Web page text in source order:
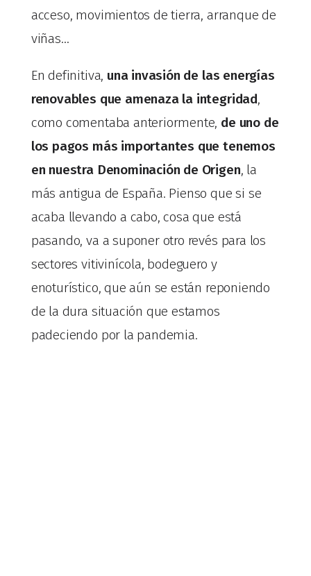
acceso, movimientos de tierra, arranque de
viñas…
En definitiva, una invasión de las energías
renovables que amenaza la integridad,
como comentaba anteriormente, de uno de
los pagos más importantes que tenemos
en nuestra Denominación de Origen, la
más antigua de España. Pienso que si se
acaba llevando a cabo, cosa que está
pasando, va a suponer otro revés para los
sectores vitivinícola, bodeguero y
enoturístico, que aún se están reponiendo
de la dura situación que estamos
padeciendo por la pandemia.